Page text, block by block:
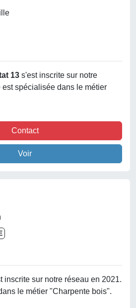
13 s'est inscrite sur notre
spécialisée dans le métier
Contact
Voir
inscrite sur notre réseau en 2021.
le métier "Charpente bois".